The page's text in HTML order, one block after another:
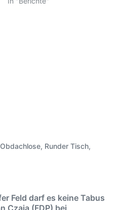
Obdachlose, Runder Tisch,
Feld darf es keine Tabus
Czaja (FDP) bei